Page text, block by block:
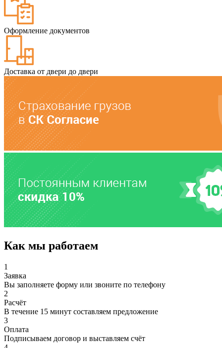
Оформление документов
Доставка от двери до двери
Как мы работаем
1
Заявка
Вы заполняете форму или звоните по телефону
2
Расчёт
В течение 15 минут составляем предложение
3
Оплата
Подписываем договор и выставляем счёт